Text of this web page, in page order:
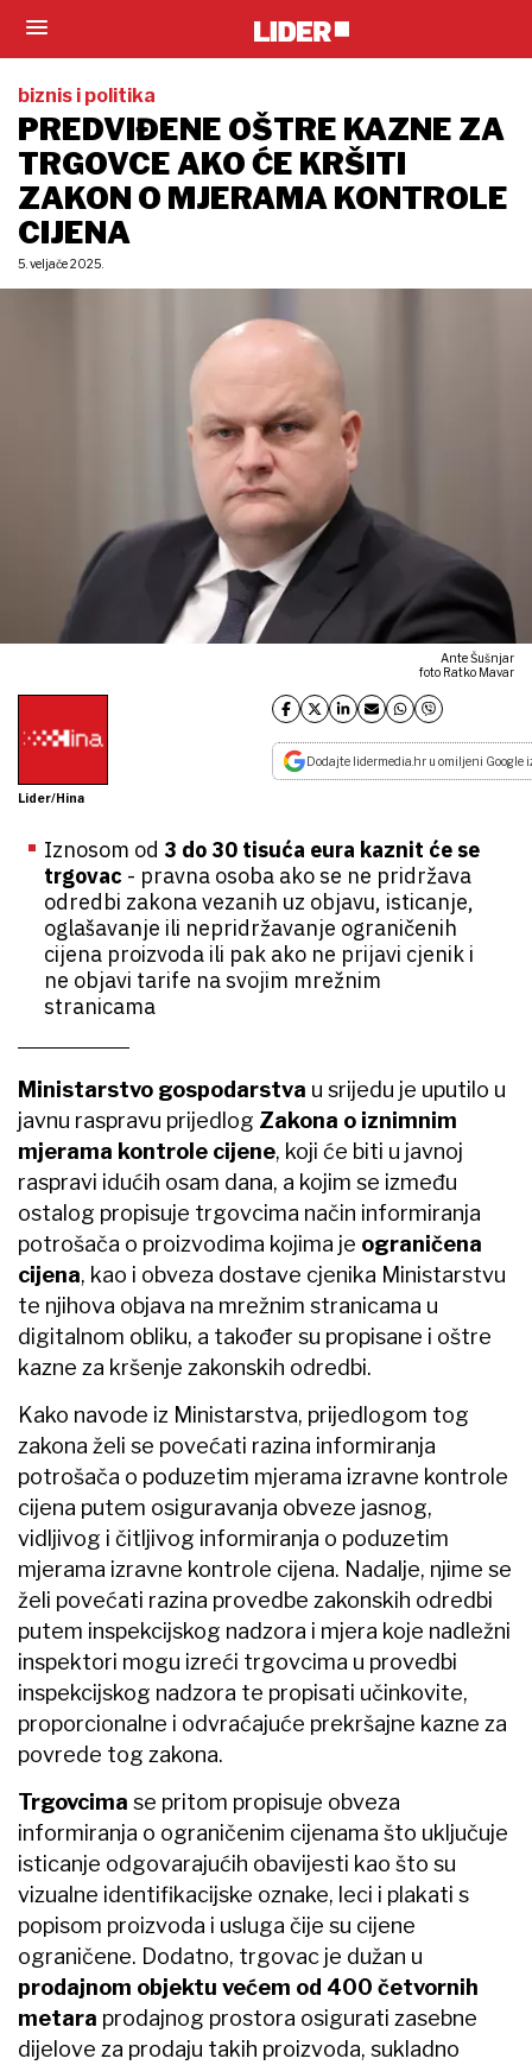
biznis i politika
PREDVIĐENE OŠTRE KAZNE ZA
TRGOVCE AKO ĆE KRŠITI
ZAKON O MJERAMA KONTROLE
CIJENA
5. veljače 2025.
Ante Šušnjar
foto Ratko Mavar
Lider/Hina
Dodajte lidermedia.hr u omiljeni Google
Iznosom od 3 do 30 tisuća eura kaznit će se
trgovac - pravna osoba ako se ne pridržava
odredbi zakona vezanih uz objavu, isticanje,
oglašavanje ili nepridržavanje ograničenih
cijena proizvoda ili pak ako ne prijavi cjenik i
ne objavi tarife na svojim mrežnim
stranicama
Ministarstvo gospodarstva u srijedu je uputilo u
javnu raspravu prijedlog Zakona o iznimnim
mjerama kontrole cijene, koji će biti u javnoj
raspravi idućih osam dana, a kojim se između
ostalog propisuje trgovcima način informiranja
potrošača o proizvodima kojima je ograničena
cijena, kao i obveza dostave cjenika Ministarstvu
te njihova objava na mrežnim stranicama u
digitalnom obliku, a također su propisane i oštre
kazne za kršenje zakonskih odredbi.
Kako navode iz Ministarstva, prijedlogom tog
zakona želi se povećati razina informiranja
potrošača o poduzetim mjerama izravne kontrole
cijena putem osiguravanja obveze jasnog,
vidljivog i čitljivog informiranja o poduzetim
mjerama izravne kontrole cijena. Nadalje, njime se
želi povećati razina provedbe zakonskih odredbi
putem inspekcijskog nadzora i mjera koje nadležni
inspektori mogu izreći trgovcima u provedbi
inspekcijskog nadzora te propisati učinkovite,
proporcionalne i odvraćajuće prekršajne kazne za
povrede tog zakona.
Trgovcima se pritom propisuje obveza
informiranja o ograničenim cijenama što uključuje
isticanje odgovarajućih obavijesti kao što su
vizualne identifikacijske oznake, leci i plakati s
popisom proizvoda i usluga čije su cijene
ograničene. Dodatno, trgovac je dužan u
prodajnom objektu većem od 400 četvornih
metara prodajnog prostora osigurati zasebne
dijelove za prodaju takih proizvoda, sukladno